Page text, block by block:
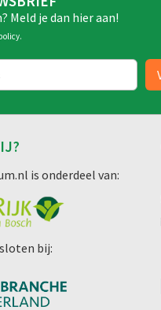
Meld je dan hier aan!
.
is onderdeel van:
bij: